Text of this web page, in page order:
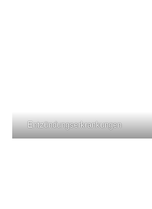
Entzündungserkrankungen